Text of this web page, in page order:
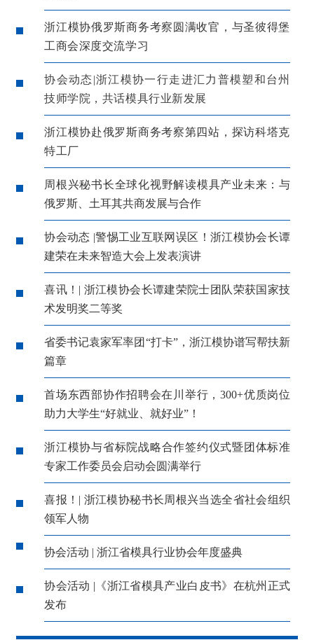
浙江模协俄罗斯商务考察圆满收官，与圣彼得堡
工商会深度交流学习
协会动态|浙江模协一行走进汇力普模塑和台州
技师学院，共话模具行业新发展
浙江模协赴俄罗斯商务考察第四站，探访科塔克
特工厂
周根兴秘书长全球化视野解读模具产业未来：与
俄罗斯、土耳其共商发展与合作
协会动态 |警惕工业互联网误区！浙江模协会长谭
建荣在未来智造大会上发表演讲
喜讯！| 浙江模协会长谭建荣院士团队荣获国家技
术发明奖二等奖
省委书记袁家军率团“打卡”，浙江模协谱写帮扶新
篇章
首场东西部协作招聘会在川举行，300+优质岗位
助力大学生“好就业、就好业”！
浙江模协与省标院战略合作签约仪式暨团体标准
专家工作委员会启动会圆满举行
喜报！| 浙江模协秘书长周根兴当选全省社会组织
领军人物
协会活动 | 浙江省模具行业协会年度盛典
协会活动 |《浙江省模具产业白皮书》在杭州正式
发布